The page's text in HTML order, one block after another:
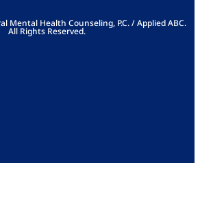
Mental Health Counseling, P.C. / Applied ABC.
All Rights Reserved.